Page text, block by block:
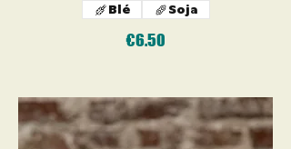
€6.50
Blé Soja